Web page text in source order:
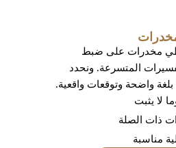
مخدرات على ضبط
المتسرعة. ونحدد
واضحة وتوقعات واقعية.
لا يثبت
ذات الصلة
مناسبة